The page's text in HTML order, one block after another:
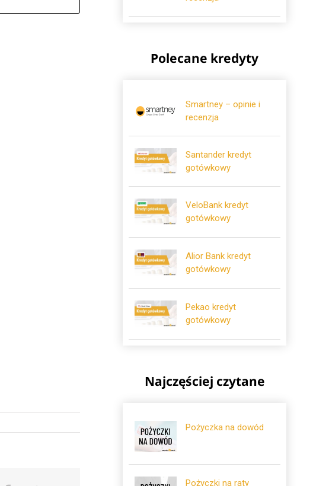
Polecane kredyty
Smartney – opinie i
recenzja
Santander kredyt
gotówkowy
VeloBank kredyt
gotówkowy
Alior Bank kredyt
gotówkowy
Pekao kredyt
gotówkowy
Najczęściej czytane
Pożyczka na dowód
Pożyczki na raty